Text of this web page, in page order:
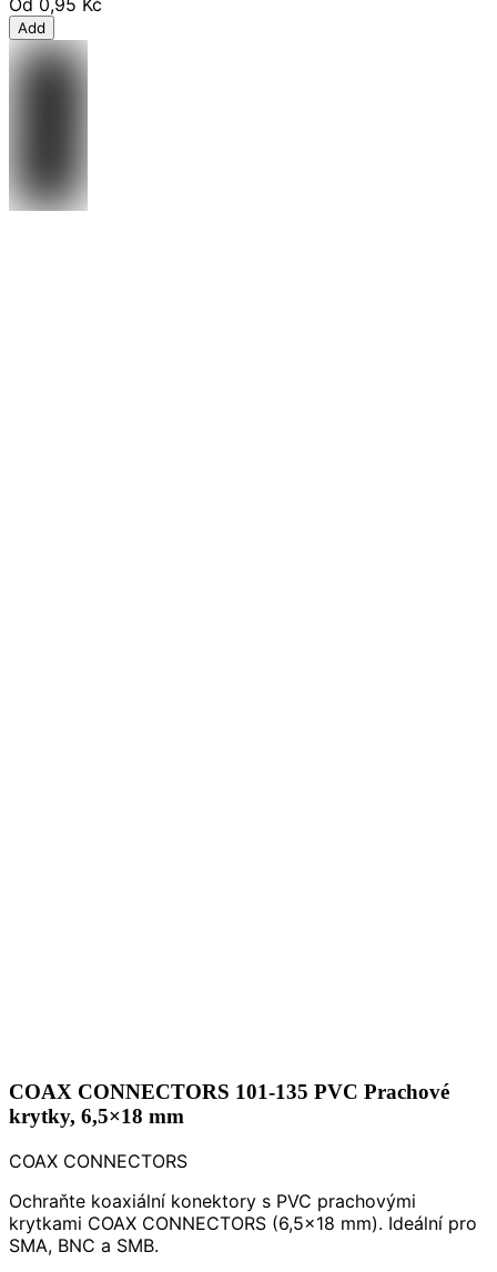
Add
COAX CONNECTORS 101-135 PVC Prachové
krytky, 6,5×18 mm
COAX CONNECTORS
Ochraňte koaxiální konektory s PVC prachovými
krytkami COAX CONNECTORS (6,5×18 mm). Ideální pro
SMA, BNC a SMB.